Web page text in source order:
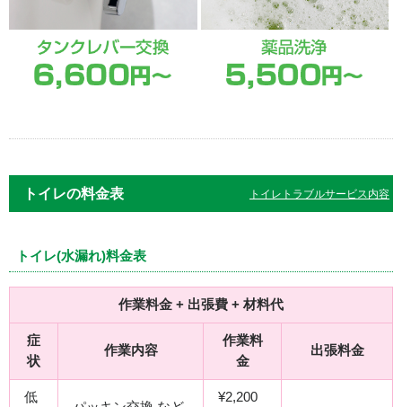
トイレの料金表 トイレトラブルサービス内容
トイレ(水漏れ)料金表
作業料金 + 出張費 + 材料代
症
状
作業内容
作業料
金
出張料金
低 ¥2,200